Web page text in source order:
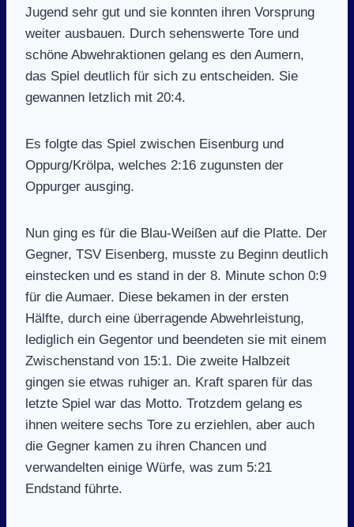
Jugend sehr gut und sie konnten ihren Vorsprung
weiter ausbauen. Durch sehenswerte Tore und
schöne Abwehraktionen gelang es den Aumern,
das Spiel deutlich für sich zu entscheiden. Sie
gewannen letzlich mit 20:4.
Es folgte das Spiel zwischen Eisenburg und
Oppurg/Krölpa, welches 2:16 zugunsten der
Oppurger ausging.
Nun ging es für die Blau-Weißen auf die Platte. Der
Gegner, TSV Eisenberg, musste zu Beginn deutlich
einstecken und es stand in der 8. Minute schon 0:9
für die Aumaer. Diese bekamen in der ersten
Hälfte, durch eine überragende Abwehrleistung,
lediglich ein Gegentor und beendeten sie mit einem
Zwischenstand von 15:1. Die zweite Halbzeit
gingen sie etwas ruhiger an. Kraft sparen für das
letzte Spiel war das Motto. Trotzdem gelang es
ihnen weitere sechs Tore zu erziehlen, aber auch
die Gegner kamen zu ihren Chancen und
verwandelten einige Würfe, was zum 5:21
Endstand führte.